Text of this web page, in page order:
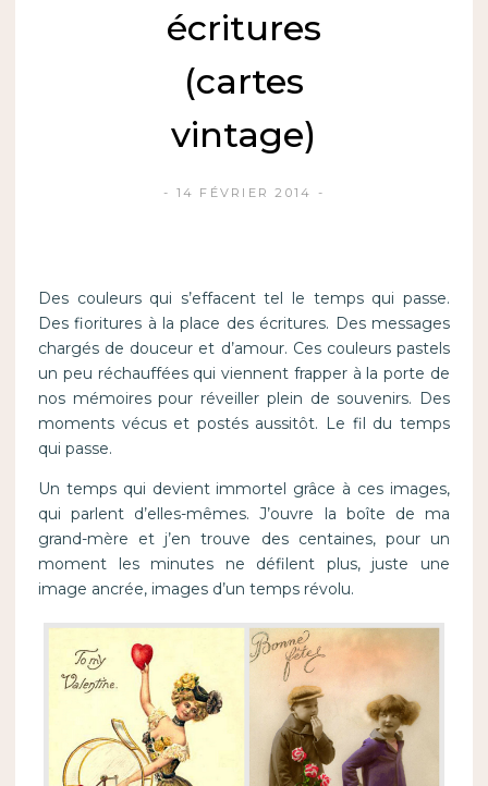
écritures
(cartes
vintage)
14 FÉVRIER 2014
Des couleurs qui s’effacent tel le temps qui passe.
Des fioritures à la place des écritures. Des messages
chargés de douceur et d’amour. Ces couleurs pastels
un peu réchauffées qui viennent frapper à la porte de
nos mémoires pour réveiller plein de souvenirs. Des
moments vécus et postés aussitôt. Le fil du temps
qui passe.
Un temps qui devient immortel grâce à ces images,
qui parlent d’elles-mêmes. J’ouvre la boîte de ma
grand-mère et j’en trouve des centaines, pour un
moment les minutes ne défilent plus, juste une
image ancrée, images d’un temps révolu.